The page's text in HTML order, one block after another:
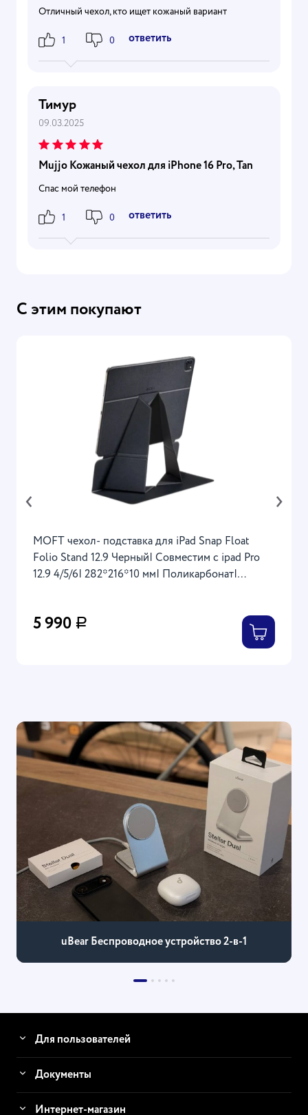
Отличный чехол, кто ищет кожаный вариант
1 0 Ответить
Тимур
09.03.2025
Mujjo Кожаный чехол для iPhone 16 Pro, Tan
Спас мой телефон
1 0 Ответить
С этим покупают
MOFT чехол- подставка для iPad Snap Float
Folio Stand 12.9 Черный| Совместим c ipad Pro
12.9 4/5/6| 282*216*10 мм| Поликарбонат|
5 990 Р
‹ ›
uBear Беспроводное устройство 2-в-1
Для пользователей
Документы
Интернет-магазин